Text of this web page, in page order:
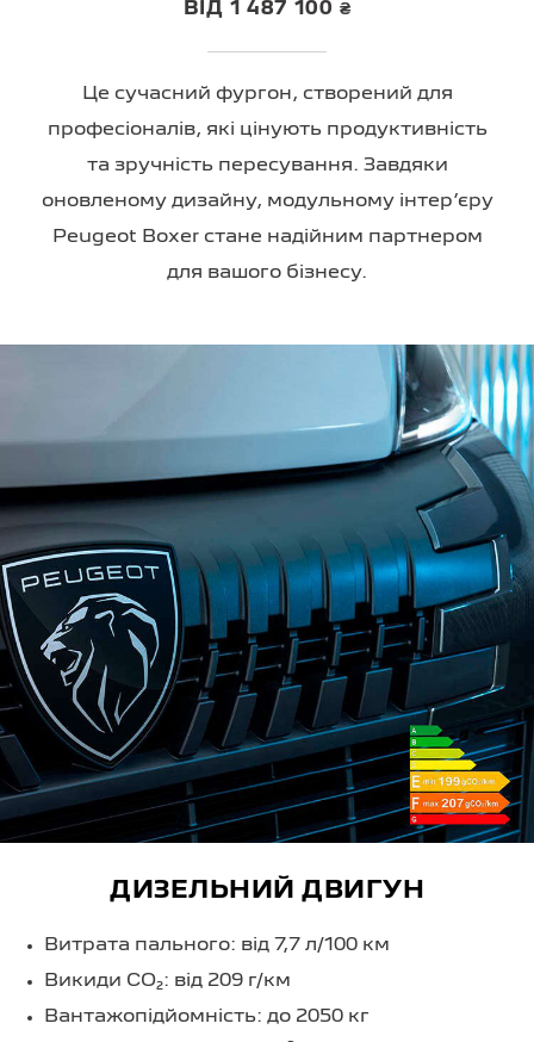
ВІД 1 487 100 ₴
Це сучасний фургон, створений для
професіоналів, які цінують продуктивність
та зручність пересування. Завдяки
оновленому дизайну, модульному інтер’єру
Peugeot Boxer стане надійним партнером
для вашого бізнесу.
ДИЗЕЛЬНИЙ ДВИГУН
Витрата пального: від 7,7 л/100 км
Викиди CO₂: від 209 г/км
Вантажопідйомність: до 2050 кг